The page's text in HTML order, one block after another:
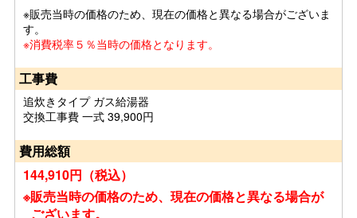
※販売当時の価格のため、現在の価格と異なる場合がございま
す。
※消費税率５％当時の価格となります。
工事費
追炊きタイプ ガス給湯器
交換工事費 一式 39,900円
費用総額
144,910円（税込）
※販売当時の価格のため、現在の価格と異なる場合が
ございます。